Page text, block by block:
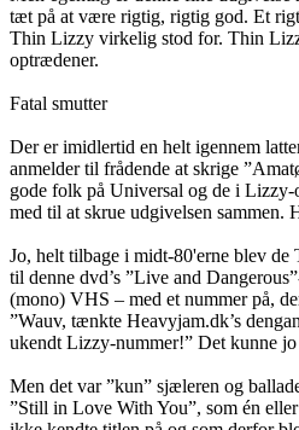
tæt på at være rigtig, rigtig god. Et
Thin Lizzy virkelig stod for. Thin
optrædener.
Fatal smutter
Der er imidlertid en helt igennem
anmelder til frådende at skrige
gode folk på Universal og de i
med til at skrue udgivelsen sammen.
Jo, helt tilbage i midt-80'erne blev de
til denne dvd’s ”Live and
(mono) VHS – med et nummer på,
”Wauv, tænkte Heavyjam.dk’s
ukendt Lizzy-nummer!” Det kunne
Men det var ”kun” sjæleren og
”Still in Love With You”, som én